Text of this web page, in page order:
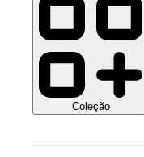
Coleção